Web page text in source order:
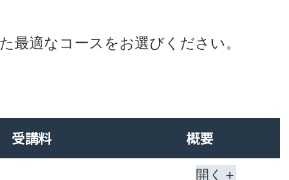
最適なコースをお選びください。
受講料 概要